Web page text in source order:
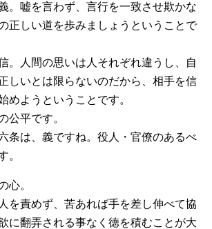
。嘘を言わず、言行を一致させ欺かな
正しい道を歩みましょうということで
。人間の思いは人それぞれ違うし、自
しいとは限らないのだから、相手を信
めようということです。
公平です。
条は、義ですね。役人・官僚のあるべ
。
心。
を責めず、苦あれば手を差し伸べて協
に翻弄される事なく徳を積むことが大